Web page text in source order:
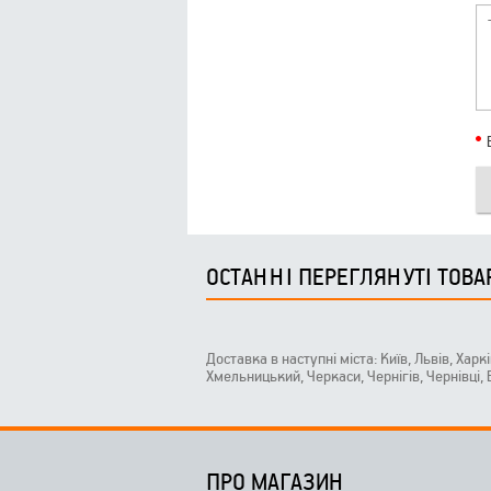
ОСТАННІ ПЕРЕГЛЯНУТІ
Доставка в наступні міста: Київ, Львів,
Хмельницький, Черкаси, Чернігів,
ПРО МАГАЗИН